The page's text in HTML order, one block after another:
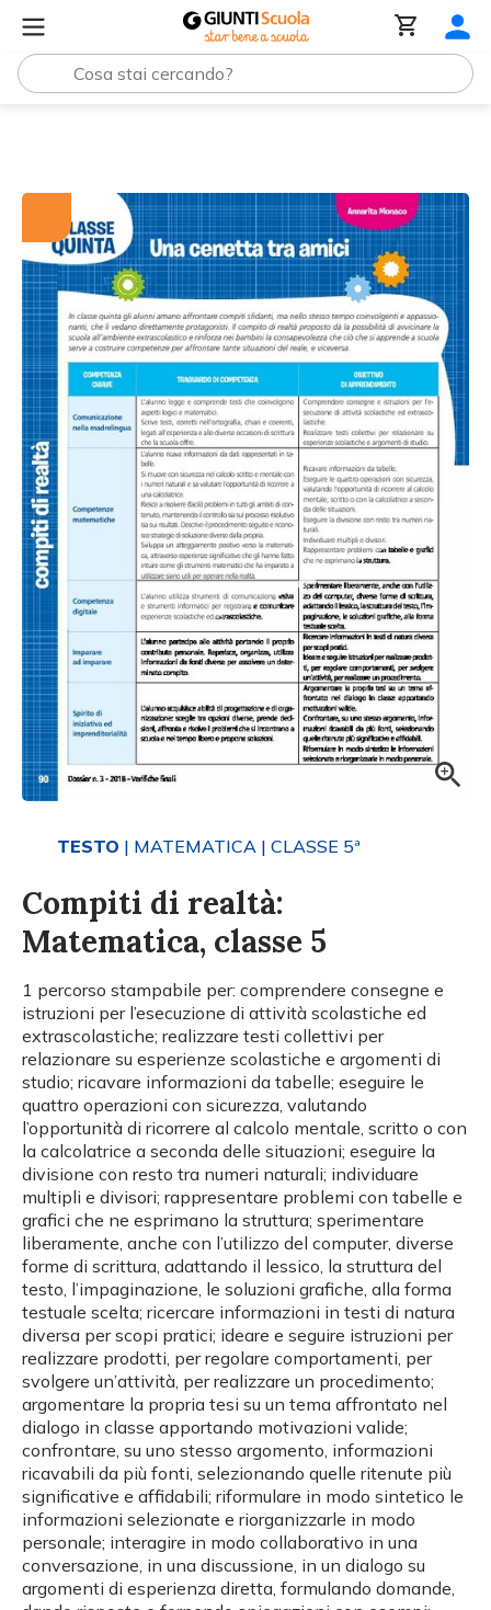
TESTO | MATEMATICA | CLASSE 5ª
Compiti di realtà:
Matematica, classe 5
1 percorso stampabile per: comprendere consegne e
istruzioni per l’esecuzione di attività scolastiche ed
extrascolastiche; realizzare testi collettivi per
relazionare su esperienze scolastiche e argomenti di
studio; ricavare informazioni da tabelle; eseguire le
quattro operazioni con sicurezza, valutando
l’opportunità di ricorrere al calcolo mentale, scritto o con
la calcolatrice a seconda delle situazioni; eseguire la
divisione con resto tra numeri naturali; individuare
multipli e divisori; rappresentare problemi con tabelle e
grafici che ne esprimano la struttura; sperimentare
liberamente, anche con l’utilizzo del computer, diverse
forme di scrittura, adattando il lessico, la struttura del
testo, l’impaginazione, le soluzioni grafiche, alla forma
testuale scelta; ricercare informazioni in testi di natura
diversa per scopi pratici; ideare e seguire istruzioni per
realizzare prodotti, per regolare comportamenti, per
svolgere un’attività, per realizzare un procedimento;
argomentare la propria tesi su un tema affrontato nel
dialogo in classe apportando motivazioni valide;
confrontare, su uno stesso argomento, informazioni
ricavabili da più fonti, selezionando quelle ritenute più
significative e affidabili; riformulare in modo sintetico le
informazioni selezionate e riorganizzarle in modo
personale; interagire in modo collaborativo in una
conversazione, in una discussione, in un dialogo su
argomenti di esperienza diretta, formulando domande,